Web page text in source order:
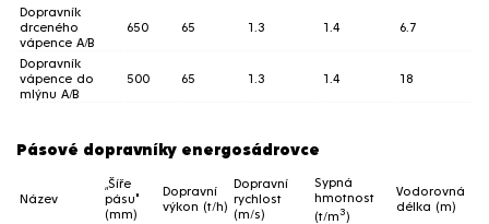
Dopravník
drceného
vápence A/B
650 65 1.3 1.4 6.7
Dopravník
vápence do
mlýnu A/B
500 65 1.3 1.4 18
Pásové dopravníky energosádrovce
Název
„Šíře
pásu"
(mm)
Dopravní
výkon (t/h)
Dopravní
rychlost
(m/s)
Sypná
hmotnost
(t/m3)
Vodorovná
délka (m)